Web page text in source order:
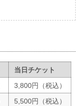
当日チケット
3,800円（税込）
5,500円（税込）